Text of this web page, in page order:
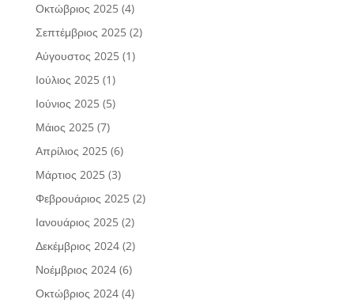
Οκτώβριος 2025(4)
Σεπτέμβριος 2025(2)
Αύγουστος 2025(1)
Ιούλιος 2025(1)
Ιούνιος 2025(5)
Μάιος 2025(7)
Απρίλιος 2025(6)
Μάρτιος 2025(3)
Φεβρουάριος 2025(2)
Ιανουάριος 2025(2)
Δεκέμβριος 2024(2)
Νοέμβριος 2024(6)
Οκτώβριος 2024(4)